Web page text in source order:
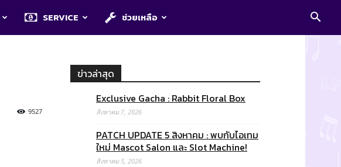
SERVICE ช่วยเหลือ
9527
ข่าวล่าสุด
Exclusive Gacha : Rabbit Floral Box
สิงหาคม 7, 2026
PATCH UPDATE 5 สิงหาคม : พบกับไอเทม
ใหม่ Mascot Salon และ Slot Machine!
สิงหาคม 5, 2026